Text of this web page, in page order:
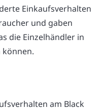
Einkaufsverhalten
und gaben
die Einzelhändler in
können.
am Black